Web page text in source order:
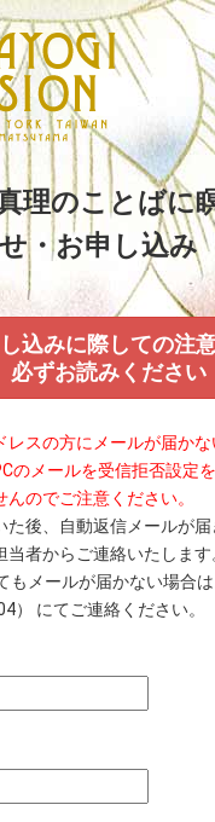
理のことばに
・お申し込み
込みに際しての注
必ずお読みください
レスの方にメールが届か
のメールを受信拒否設定
のでご注意ください。
た後、自動返信メールが
当者からご連絡いたします
もメールが届かない場合
） にてご連絡ください。